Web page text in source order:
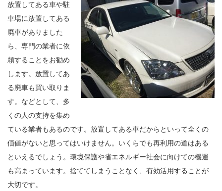
放置してある車や駐
車場に放置してある
廃車がありました
ら、専門の業者に依
頼することをお勧め
します。放置してあ
る廃車も買い取りま
す。などとして、多
くの人の支持を集め
ている業者もあるのです。放置してある車だからといって全くの
価値がないと思ってはいけません。いくらでも再利用の道はある
といえるでしょう。環境保護や省エネルギー社会に向けての機運
も高まっています。捨ててしまうことなく、有効活用することが
大切です。